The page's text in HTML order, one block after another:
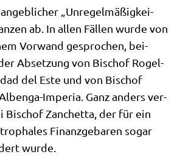
„Unre­gel­mä­ßig­kei­
ab. In allen Fäl­len wur­de von
Vor­wand gespro­chen, bei­
Abset­zung von Bischof Roge­l­
del Este und von Bischof
Impe­ria. Ganz anders ver­
Bischof Zan­chet­ta, der für ein
Finanz­ge­ba­ren sogar
wurde.